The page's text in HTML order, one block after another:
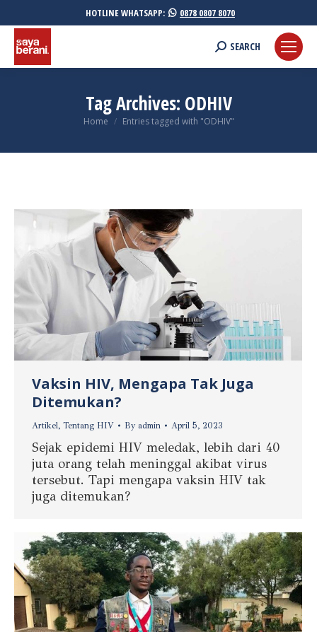
HOTLINE WHATSAPP: 0878 0807 8070
Search:
SEARCH
Tag Archives: ODHIV
You are here:
Home Entries tagged with "ODHIV"
Vaksin HIV, Mengapa Tak Juga
Ditemukan?
Artikel, Tentang HIV By admin April 5, 2023
Sejak epidemi HIV meledak, lebih dari 40
juta orang telah meninggal akibat virus
tersebut. Tapi mengapa vaksin HIV tak
juga ditemukan?